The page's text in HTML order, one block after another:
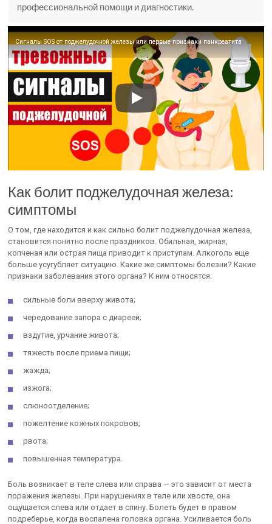
профессиональной помощи и диагностики.
Сигналы SOS от поджелудочной железы или первые признаки панкреатита
Как болит поджелудочная железа:
симптомы
О том, где находится и как сильно болит поджелудочная железа,
становится понятно после праздников. Обильная, жирная,
копченая или острая пища приводит к приступам. Алкоголь еще
больше усугубляет ситуацию. Какие же симптомы болезни? Какие
признаки заболевания этого органа? К ним относятся:
сильные боли вверху живота;
чередование запора с диареей;
вздутие, урчание живота;
тяжесть после приема пищи;
жажда;
изжога;
слюноотделение;
пожелтение кожных покровов;
рвота;
повышенная температура.
Боль возникает в теле слева или справа — это зависит от места
поражения железы. При нарушениях в теле или хвосте, она
ощущается слева или отдает в спину. Болеть будет в правом
подреберье, когда воспалена головка органа. Усиливается боль